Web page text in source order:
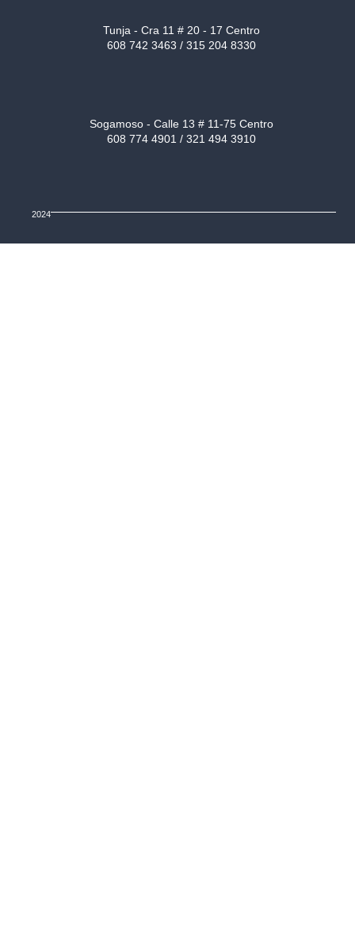
Tunja - Cra 11 # 20 - 17 Centro
608 742 3463 / 315 204 8330
Sogamoso - Calle 13 # 11-75 Centro
608 774 4901 / 321 494 3910
2024